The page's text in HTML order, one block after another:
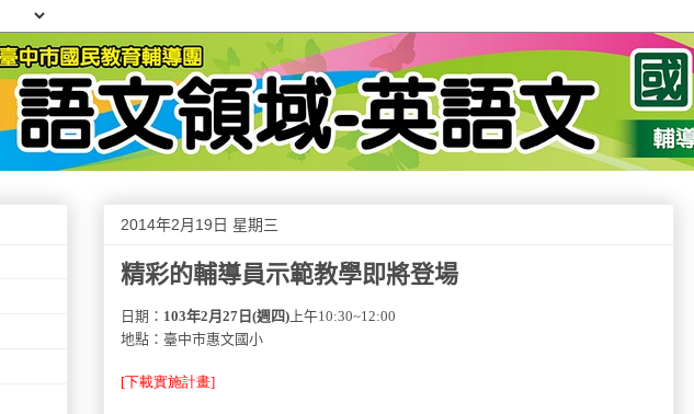
2014年2月19日 星期三
精彩的輔導員示範教學即將登場
日期： 103年2月 27日 (週四)上午10:30~12:00
地點：臺中市惠文國小
[下載實施計畫]